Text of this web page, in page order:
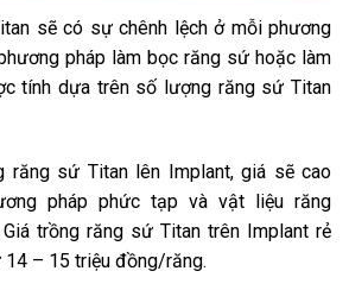
sẽ có sự chênh lệch ở mỗi phương
pháp làm bọc răng sứ hoặc làm
tính dựa trên số lượng răng sứ Titan
răng sứ Titan lên Implant, giá sẽ cao
pháp phức tạp và vật liệu răng
trồng răng sứ Titan trên Implant rẻ
– 15 triệu đồng/răng.